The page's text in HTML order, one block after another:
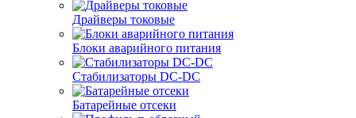
Драйверы токовые
Блоки аварийного питания
Стабилизаторы DC-DC
Батарейные отсеки